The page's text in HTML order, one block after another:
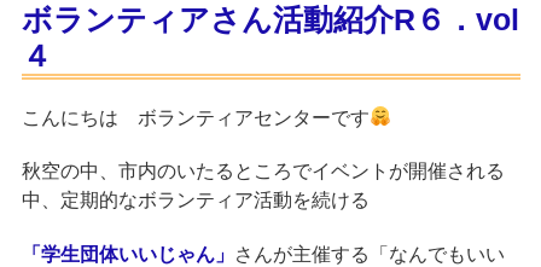
ボランティアさん活動紹介R６．vol
４
こんにちは ボランティアセンターです
秋空の中、市内のいたるところでイベントが開催される
中、定期的なボランティア活動を続ける
「学生団体いいじゃん」 さんが主催する 「なんでもいい